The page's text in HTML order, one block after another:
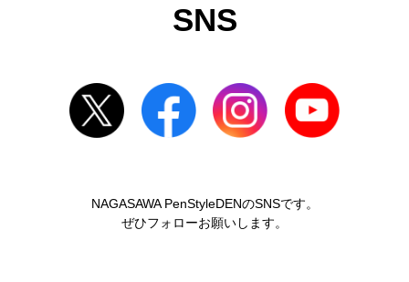
SNS
NAGASAWA PenStyleDENのSNSです。
ぜひフォローお願いします。